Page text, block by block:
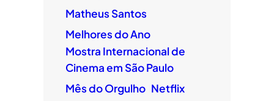
Matheus Santos
Melhores do Ano
Mostra Internacional de
Cinema em São Paulo
Mês do Orgulho Netflix